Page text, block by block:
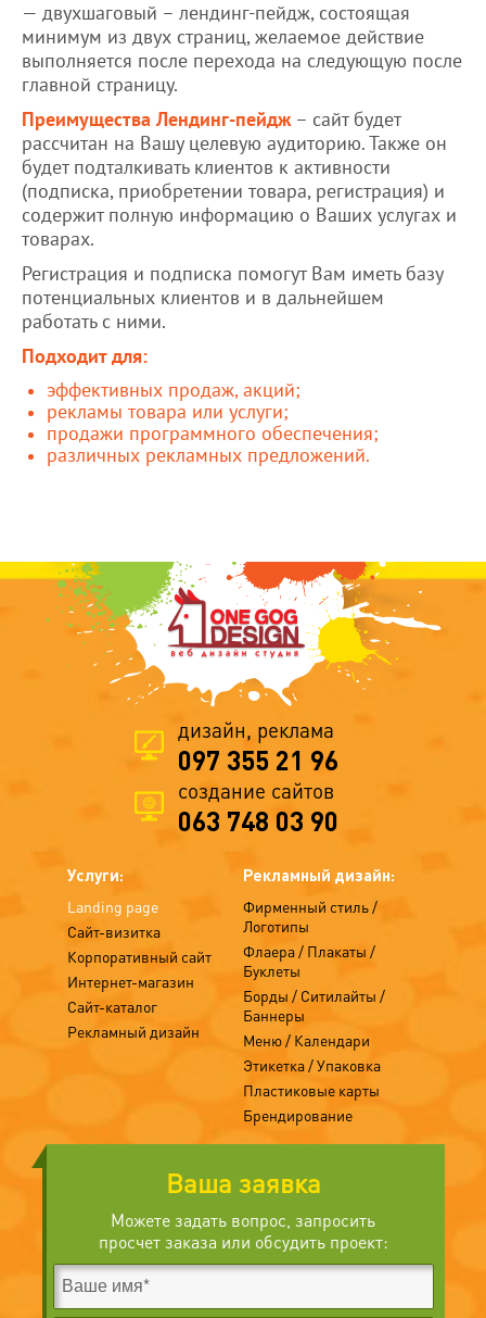
— двухшаговый – лендинг-пейдж, состоящая
минимум из двух страниц, желаемое действие
выполняется после перехода на следующую после
главной страницу.
Преимущества Лендинг-пейдж– сайт будет
рассчитан на Вашу целевую аудиторию. Также он
будет подталкивать клиентов к активности
(подписка, приобретении товара, регистрация) и
содержит полную информацию о Ваших услугах и
товарах.
Регистрация и подписка помогут Вам иметь базу
потенциальных клиентов и в дальнейшем
работать с ними.
Подходит для:
эффективных продаж, акций;
рекламы товара или услуги;
продажи программного обеспечения;
различных рекламных предложений.
дизайн, реклама
097 355 21 96
создание сайтов
063 748 03 90
Услуги:
Landing page
Сайт-визитка
Корпоративный сайт
Интернет-магазин
Сайт-каталог
Рекламный дизайн
Рекламный дизайн:
Фирменный стиль /
Логотипы
Флаера / Плакаты /
Буклеты
Борды / Ситилайты /
Баннеры
Меню / Календари
Этикетка / Упаковка
Пластиковые карты
Брендирование
Ваша заявка
Можете задать вопрос, запросить
просчет заказа или обсудить проект: